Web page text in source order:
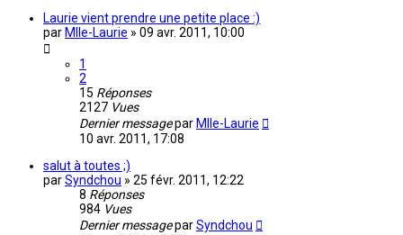
Laurie vient prendre une petite place :)
par Mlle-Laurie » 09 avr. 2011, 10:00
1
2
15 Réponses
2127 Vues
Dernier messagepar Mlle-Laurie
10 avr. 2011, 17:08
salut à toutes ;)
parSyndchou » 25 févr. 2011, 12:22
8 Réponses
984 Vues
Dernier messageparSyndchou